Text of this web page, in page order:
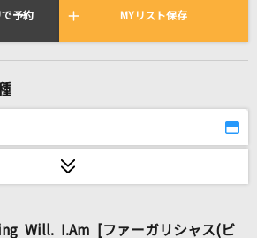
予約 MYリスト保存
Will. I.Am [ファーガリシャス(ビ